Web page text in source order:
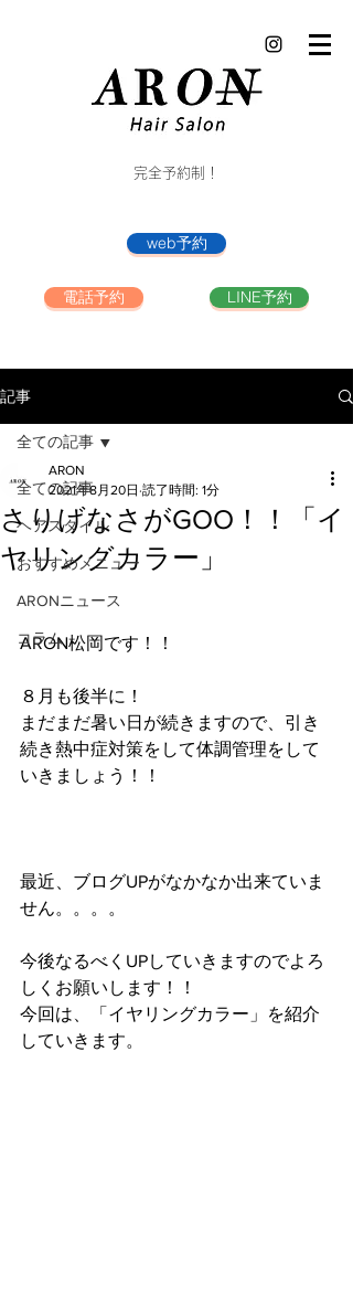
完全予約制！
web予約
電話予約 LINE予約
記事
全ての記事
ヘアスタイル
おすすめメニュー
ARONニュース
コラム
全ての記事
さりげなさがGOO！！「イ
ヤリングカラー」
ARON
2021年8月20日 読了時間: 1分
ARON松岡です！！
８月も後半に！
まだまだ暑い日が続きますので、引き
続き熱中症対策をして体調管理をして
いきましょう！！
最近、ブログUPがなかなか出来ていま
せん。。。。
今後なるべくUPしていきますのでよろ
しくお願いします！！
今回は、「イヤリングカラー」を紹介
していきます。